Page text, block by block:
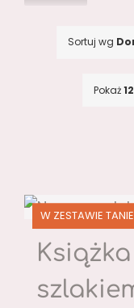
Sortuj wg
Pokaż
W ZESTAWIE